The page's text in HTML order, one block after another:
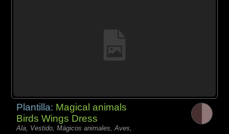
Plantilla: Magical animals
Birds Wings Dress
Ala, Vestido, Mágicos animales, Aves,